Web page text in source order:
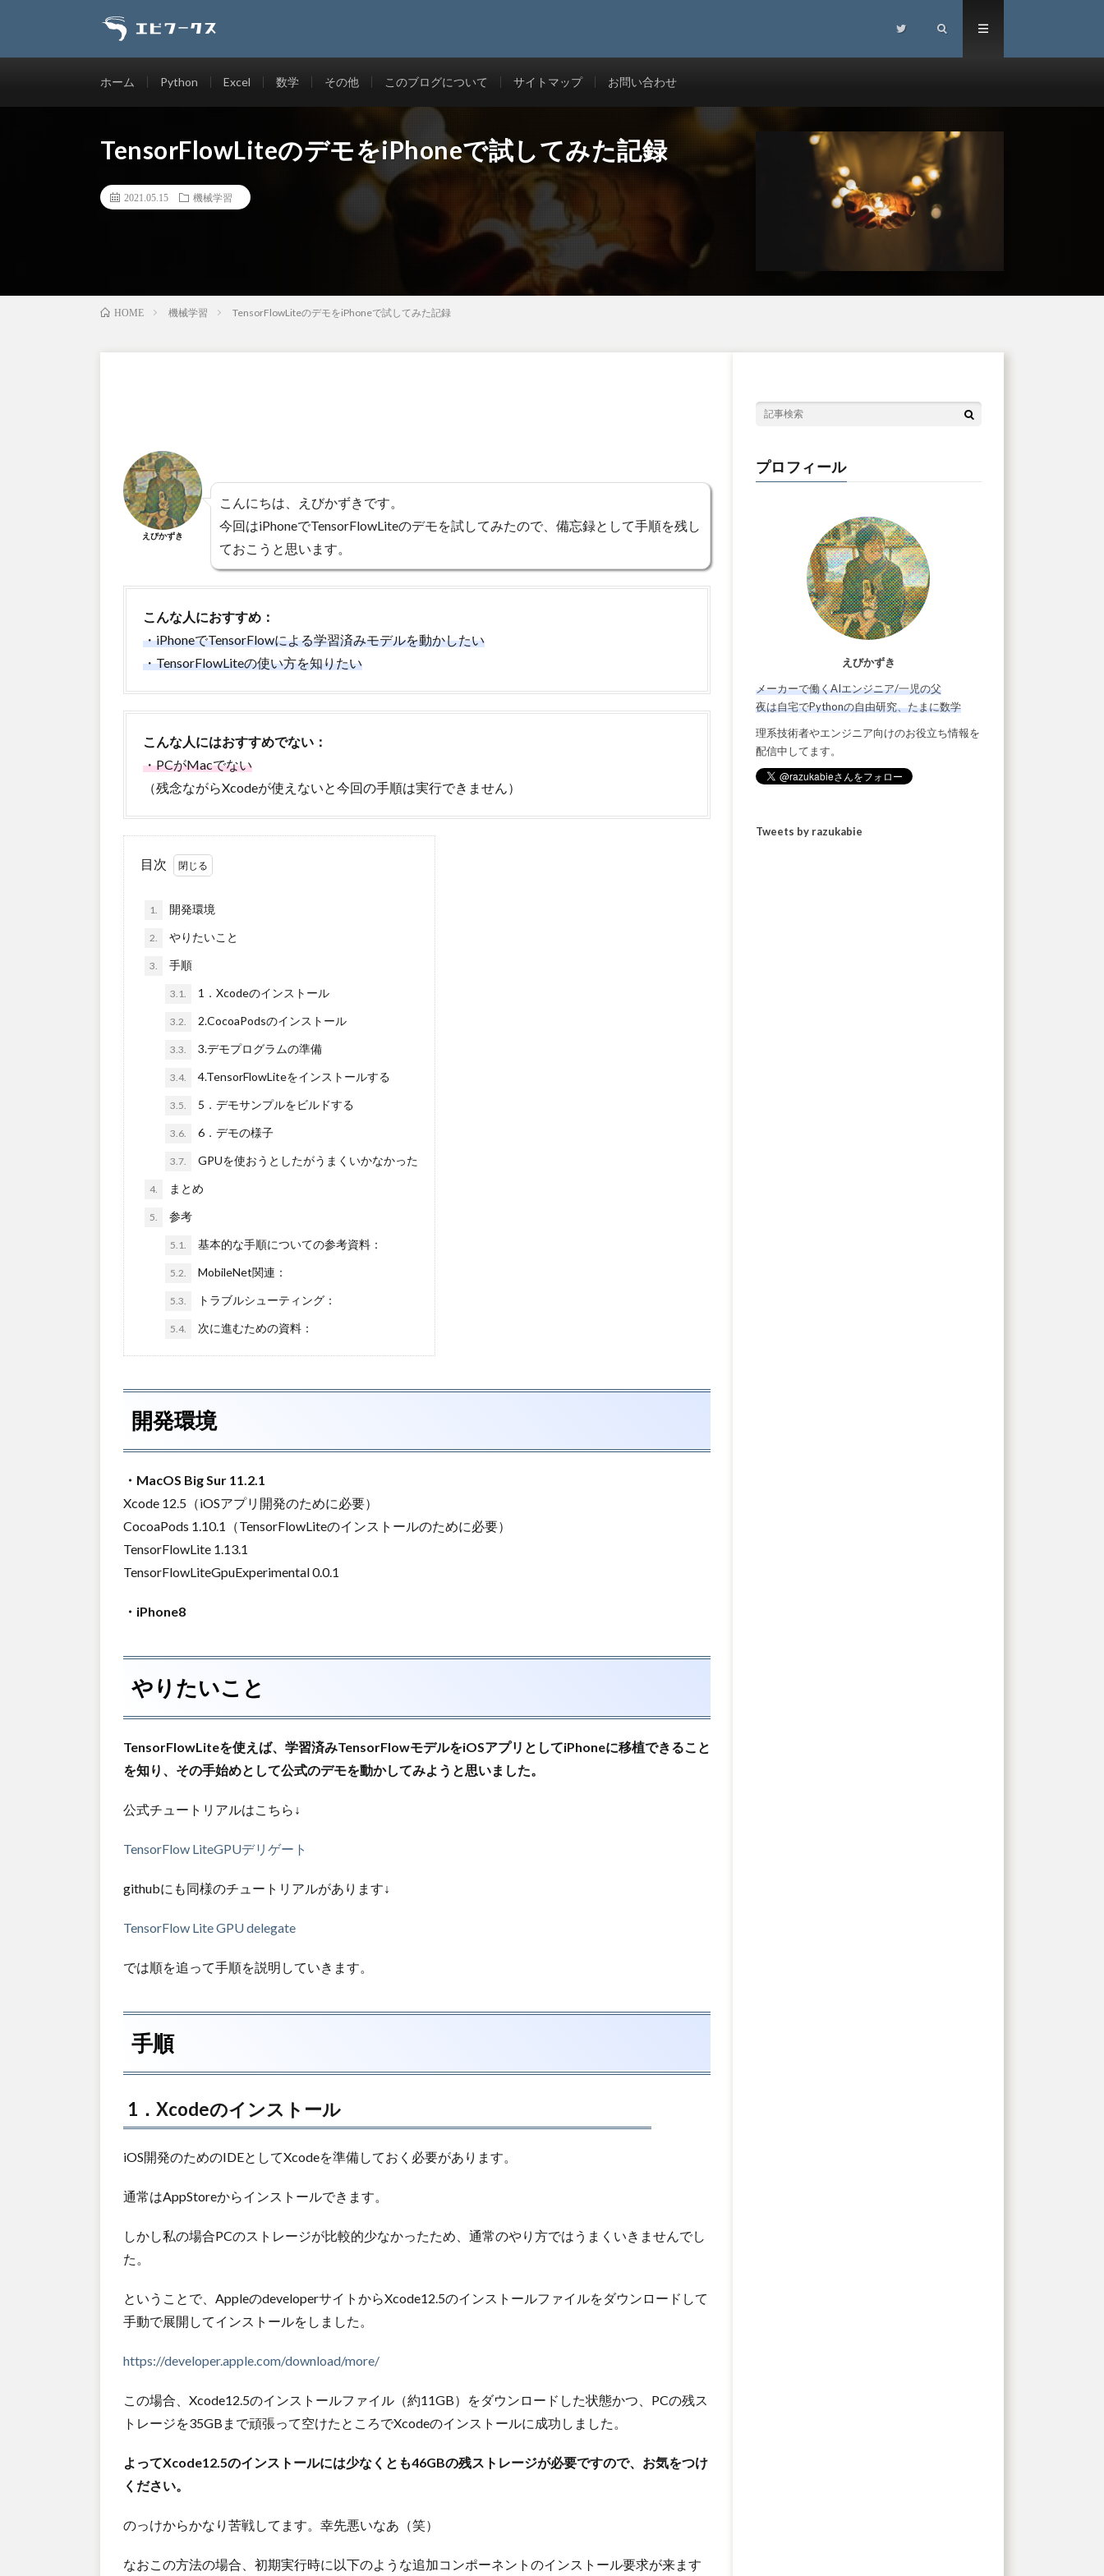
ホーム Python Excel 数学 その他 このブログについて サイトマップ お問い合わせ
TensorFlowLiteのデモをiPhoneで試してみた記録
2021.05.15 機械学習
HOME 機械学習 TensorFlowLiteのデモをiPhoneで試してみた記録
えびかずき
こんにちは、えびかずきです。
今回はiPhoneでTensorFlowLiteのデモを試してみたので、備忘録として手順を残し
ておこうと思います。
こんな人におすすめ：
・iPhoneでTensorFlowによる学習済みモデルを動かしたい
・TensorFlowLiteの使い方を知りたい
こんな人にはおすすめでない：
・PCがMacでない
（残念ながらXcodeが使えないと今回の手順は実行できません）
目次
1. 開発環境
2. やりたいこと
3. 手順
3.1. 1．Xcodeのインストール
3.2. 2.CocoaPodsのインストール
3.3. 3.デモプログラムの準備
3.4. 4.TensorFlowLiteをインストールする
3.5. 5．デモサンプルをビルドする
3.6. 6．デモの様子
3.7. GPUを使おうとしたがうまくいかなかった
4. まとめ
5. 参考
5.1. 基本的な手順についての参考資料：
5.2. MobileNet関連：
5.3. トラブルシューティング：
5.4. 次に進むための資料：
開発環境
・MacOS Big Sur 11.2.1
Xcode 12.5（iOSアプリ開発のために必要）
CocoaPods 1.10.1（TensorFlowLiteのインストールのために必要）
TensorFlowLite 1.13.1
TensorFlowLiteGpuExperimental 0.0.1
・iPhone8
やりたいこと
TensorFlowLiteを使えば、学習済みTensorFlowモデルをiOSアプリとしてiPhoneに移植できること
を知り、その手始めとして公式のデモを動かしてみようと思いました。
公式チュートリアルはこちら↓
TensorFlow LiteGPUデリゲート
githubにも同様のチュートリアルがあります↓
TensorFlow Lite GPU delegate
では順を追って手順を説明していきます。
手順
1．Xcodeのインストール
iOS開発のためのIDEとしてXcodeを準備しておく必要があります。
通常はAppStoreからインストールできます。
しかし私の場合PCのストレージが比較的少なかったため、通常のやり方ではうまくいきませんでし
た。
ということで、AppleのdeveloperサイトからXcode12.5のインストールファイルをダウンロードして
手動で展開してインストールをしました。
https://developer.apple.com/download/more/
この場合、Xcode12.5のインストールファイル（約11GB）をダウンロードした状態かつ、PCの残ス
トレージを35GBまで頑張って空けたところでXcodeのインストールに成功しました。
よってXcode12.5のインストールには少なくとも46GBの残ストレージが必要ですので、お気をつけ
ください。
のっけからかなり苦戦してます。幸先悪いなあ（笑）
なおこの方法の場合、初期実行時に以下のような追加コンポーネントのインストール要求が来ます
プロフィール
えびかずき
メーカーで働くAIエンジニア/一児の父
夜は自宅でPythonの自由研究、たまに数学
理系技術者やエンジニア向けのお役立ち情報を
配信中してます。
Tweets by razukabie